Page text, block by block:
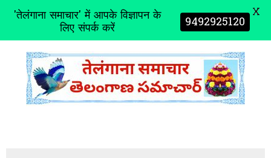
'तेलंगाना समाचार' में आपके विज्ञापन के
लिए संपर्क करें 9492925120 X